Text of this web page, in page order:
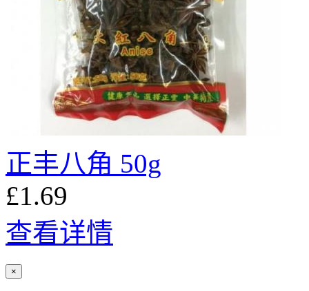
正丰八角 50g
£1.69
查看详情
×